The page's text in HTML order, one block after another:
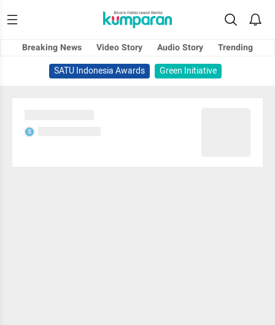
Breaking News Video Story Audio Story
Trending
SATU Indonesia Awards
Green Initiative
S